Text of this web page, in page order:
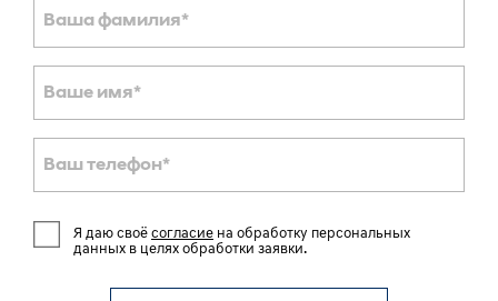
Ваша фамилия*
Ваше имя*
Ваш телефон*
Я даю своё согласие на обработку персональных
данных в целях обработки заявки.